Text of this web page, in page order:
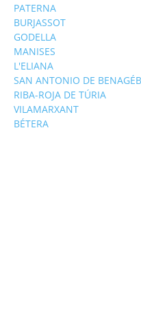
PATERNA
BURJASSOT
GODELLA
MANISES
L'ELIANA
SAN ANTONIO DE
RIBA-ROJA DE TÚRIA
VILAMARXANT
BÉTERA